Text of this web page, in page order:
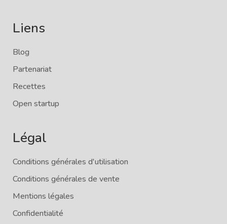
Liens
Blog
Partenariat
Recettes
Open startup
Légal
Conditions générales d'utilisation
Conditions générales de vente
Mentions légales
Confidentialité